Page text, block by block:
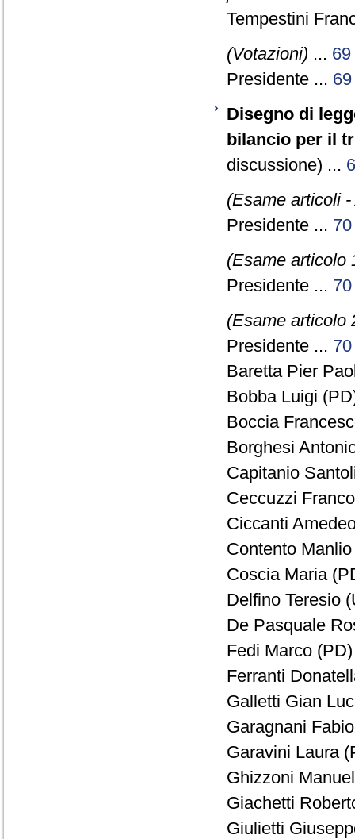
Tempestini
(Votazioni) ... 69
Presidente ... 69
Disegno di
bilancio per il
discussione) ...
(Esame articoli
Presidente ... 70
(Esame articolo
Presidente ... 70
(Esame articolo
Presidente ... 70
Baretta Pier
Bobba Luigi
Boccia
Borghesi
Capitanio
Ceccuzzi
Ciccanti
Contento
Coscia Maria
Delfino Teresio
De Pasquale
Fedi Marco
Ferranti
Galletti Gian
Garagnani
Garavini Laura
Ghizzoni
Giachetti
Giulietti